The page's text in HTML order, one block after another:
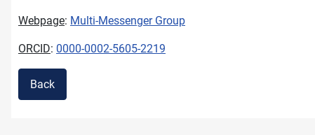
Webpage: Multi-Messenger Group
ORCID: 0000-0002-5605-2219
Back